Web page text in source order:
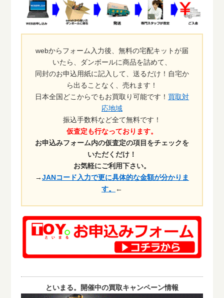
webからフォーム入力後、無料の宅配キットが届
いたら、ダンボールに商品を詰めて、
同封のお申込用紙に記入して、送るだけ！自宅か
ら出ることなく、売れます！
日本全国どこからでもお買取り可能です！ 買取対
応地域
振込手数料など全て無料です！
仮査定も行なっております。
お申込みフォーム内の仮査定の項目をチェックを
いただくだけ！
お気軽にご利用下さい。
→JANコード入力で更に具体的な金額が分かりま
す。
←
といまる。開催中の買取キャンペーン情報